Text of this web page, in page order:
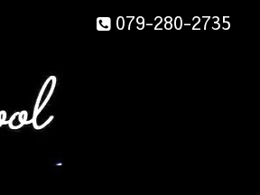
079-280-2735